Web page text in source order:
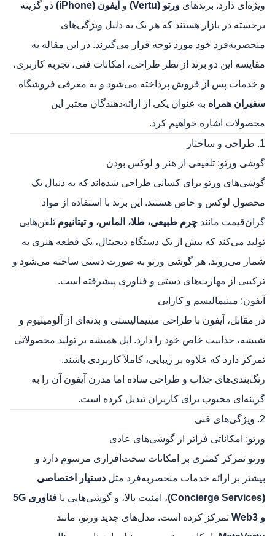
ویژه‌ای دارد. برندهای ورتو (Vertu) و آیفون (iPhone)
دو گزینه
برجسته در بازار هستند که هر یک به دلیل ویژگی‌های
منحصربه‌فرد خود مورد توجه قرار می‌گیرند. در این مقاله به
مقایسه این دو برند از نظر طراحی، امکانات فنی، تجربه کاربری،
و خدمات پس از فروش پرداخته می‌شود و به معرفی فروشگاه
سفیران همراه به عنوان یکی از ارائه‌دهندگان معتبر این
محصولات اشاره خواهیم کرد.
1. طراحی و ساختار
گوشی ورتو: تلفیقی از هنر و لوکس بودن
گوشی‌های ورتو برای کسانی طراحی شده‌اند که به دنبال یک
محصول لوکس و خاص هستند. این برند با استفاده از مواد
گران‌قیمت مانند چرم طبیعی، طلا، الماس، و تیتانیوم تلفن‌هایی
تولید می‌کند که بیش از یک دستگاه دیجیتال، یک قطعه هنری به
شمار می‌روند. هر گوشی ورتو به صورت دستی ساخته می‌شود و
ترکیبی از مهارت‌های دستی و فناوری پیشرفته است.
آیفون: مینیمالیسم و کارایی
در مقابل، آیفون با طراحی مینیمالیستی و بدنه‌ای از آلومینیوم و
شیشه، جذابیت خاص خود را دارد. اپل همیشه بر تولید محصولاتی
تمرکز دارد که علاوه بر زیبایی، کاملاً کاربردی باشند.
رنگ‌بندی‌های جذاب و طراحی ساده اما مدرن آیفون آن را به
گزینه‌ای محبوب برای کاربران تبدیل کرده است.
2. ویژگی‌های فنی
ورتو: امکاناتی فراتر از گوشی‌های عادی
ورتو تمرکز کمتری بر امکانات سخت‌افزاری مرسوم دارد و
بیشتر بر ارائه خدمات منحصربه‌فرد مثل دستیار اختصاصی
(Concierge Services)
، امنیت بالا، و گوشی‌هایی با
فناوری 5G
و Web3
تمرکز کرده است. مدل‌های جدید ورتو، مانند